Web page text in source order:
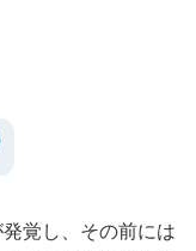
覚し、その前には